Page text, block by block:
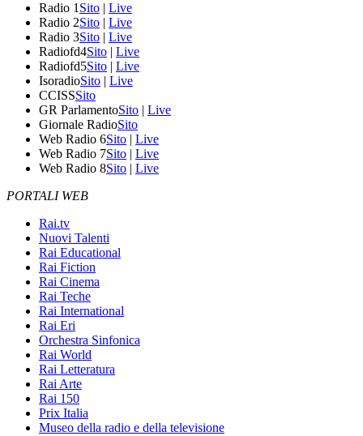
Radio 1 Sito | Live
Radio 2Sito | Live
Radio 3Sito | Live
Radiofd4Sito | Live
Radiofd5Sito | Live
IsoradioSito | Live
CCISSSito
GR ParlamentoSito | Live
Giornale RadioSito
Web Radio 6Sito | Live
Web Radio 7Sito | Live
Web Radio 8Sito | Live
PORTALI WEB
Rai.tv
Nuovi Talenti
Rai Educational
Rai Fiction
Rai Cinema
Rai Teche
Rai International
Rai Eri
Orchestra Sinfonica
Rai World
Rai Letteratura
Rai Arte
Rai 150
Prix Italia
Museo della radio e della televisione